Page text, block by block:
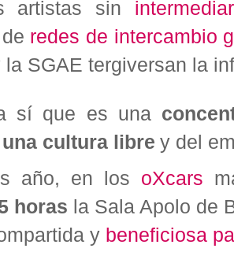
artistas sin
redes de intercambio
la SGAE tergiversan la
sí que es una
cultura libre y del
año, en los oXcars
horas la Sala Apolo de
y beneficiosa